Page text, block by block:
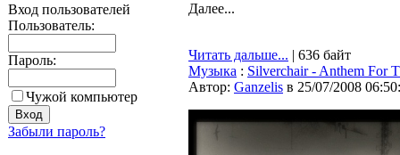
Вход пользователей
Пользователь:
Пароль:
Чужой компьютер
Забыли пароль?
Далее...
Читать дальше... | 636 байт
Музыка : Silverchair - Anthem For
Автор: Ganzelis в 25/07/2008